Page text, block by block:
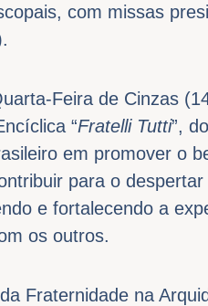
com missas
Feira de Cinzas
“Fratelli Tutti”,
em promover o
para o
e fortalecendo a
os outros.
Fraternidade na